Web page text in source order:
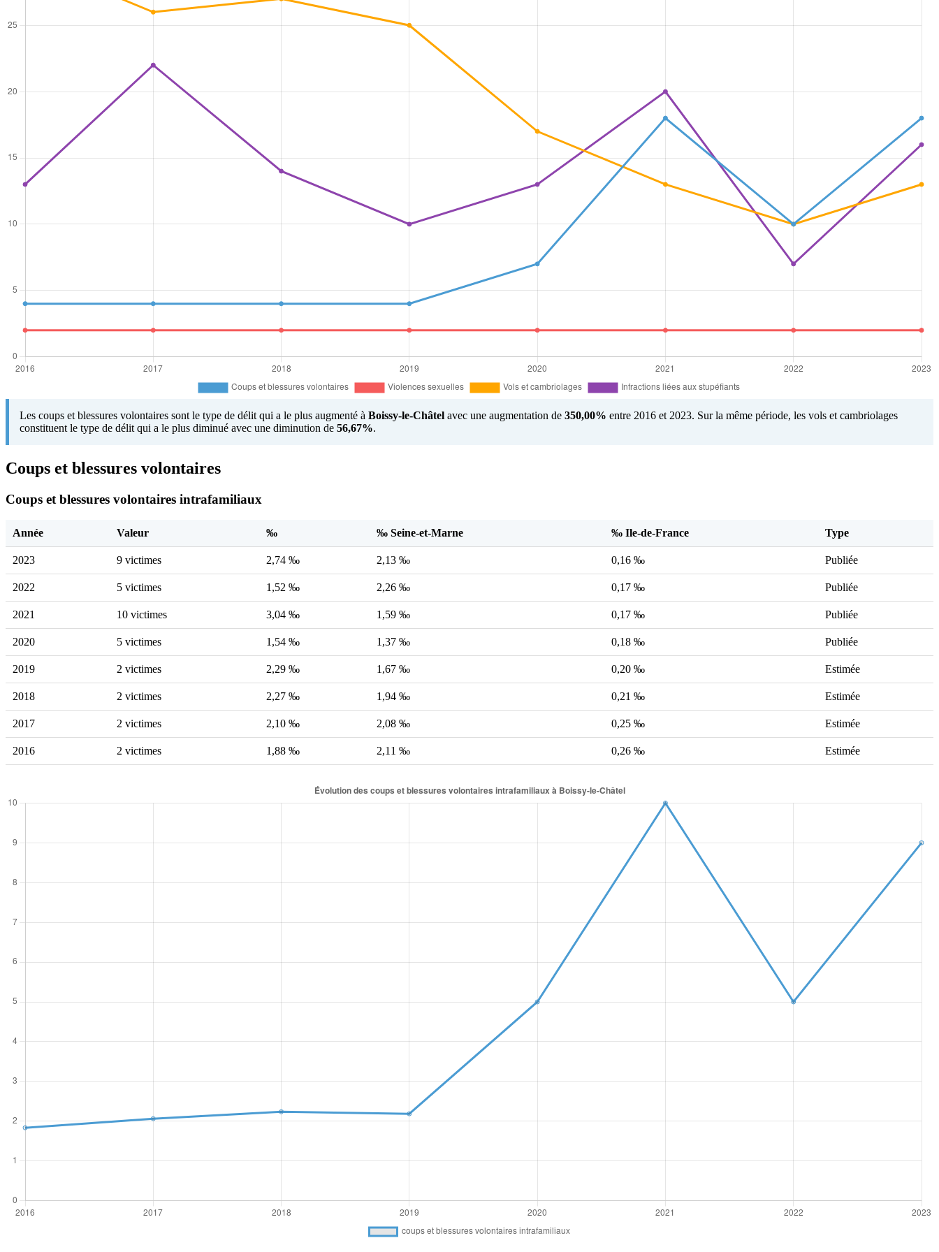
Les coups et blessures volontaires sont le type de délit qui a le plus augmenté à Boissy-le-Châtel avec une augmentation de 350,00% entre 2016 et 2023. Sur la même période, les vols et cambriolages
constituent le type de délit qui a le plus diminué avec une diminution de 56,67%.
Coups et blessures volontaires
Coups et blessures volontaires intrafamiliaux
Année Valeur ‰ ‰ Seine-et-Marne ‰ Ile-de-France Type
2023 9 victimes 2,74 ‰ 2,13 ‰ 0,16 ‰ Publiée
2022 5 victimes 1,52 ‰ 2,26 ‰ 0,17 ‰ Publiée
2021 10 victimes 3,04 ‰ 1,59 ‰ 0,17 ‰ Publiée
2020 5 victimes 1,54 ‰ 1,37 ‰ 0,18 ‰ Publiée
2019 2 victimes 2,29 ‰ 1,67 ‰ 0,20 ‰ Estimée
2018 2 victimes 2,27 ‰ 1,94 ‰ 0,21 ‰ Estimée
2017 2 victimes 2,10 ‰ 2,08 ‰ 0,25 ‰ Estimée
2016 2 victimes 1,88 ‰ 2,11 ‰ 0,26 ‰ Estimée